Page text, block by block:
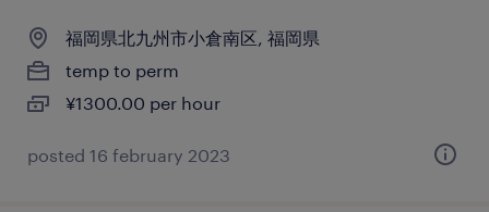
福岡県北九州市小倉南区, 福岡県
temp to perm
¥1300.00 per hour
posted 16 february 2023